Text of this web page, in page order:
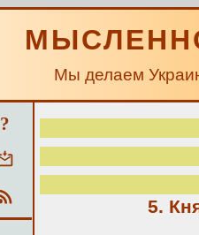
Мы делаем
?
5.